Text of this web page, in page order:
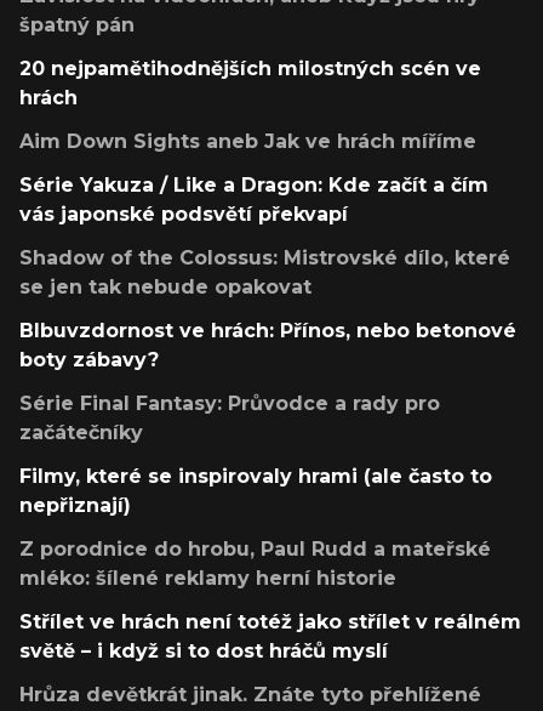
špatný pán
20 nejpamětihodnějších milostných scén ve
hrách
Aim Down Sights aneb Jak ve hrách míříme
Série Yakuza / Like a Dragon: Kde začít a čím
vás japonské podsvětí překvapí
Shadow of the Colossus: Mistrovské dílo, které
se jen tak nebude opakovat
Blbuvzdornost ve hrách: Přínos, nebo betonové
boty zábavy?
Série Final Fantasy: Průvodce a rady pro
začátečníky
Filmy, které se inspirovaly hrami (ale často to
nepřiznají)
Z porodnice do hrobu, Paul Rudd a mateřské
mléko: šílené reklamy herní historie
Střílet ve hrách není totéž jako střílet v reálném
světě – i když si to dost hráčů myslí
Hrůza devětkrát jinak. Znáte tyto přehlížené